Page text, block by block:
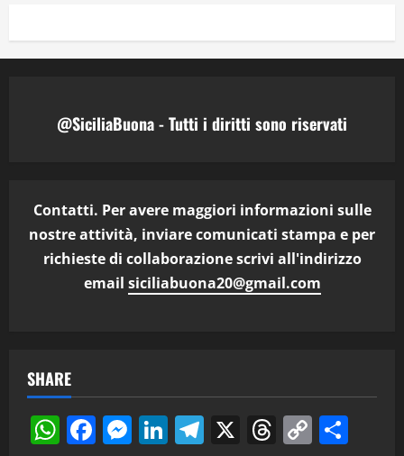
@SiciliaBuona - Tutti i diritti sono riservati
Contatti. Per avere maggiori informazioni sulle
nostre attività, inviare comunicati stampa e per
richieste di collaborazione scrivi all'indirizzo
email siciliabuona20@gmail.com
SHARE
WhatsApp
Facebook
Messenger
LinkedIn
Telegram
X Threads
Copy